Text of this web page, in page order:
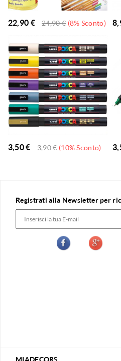
22,90 € 24,90€ (8% Sconto)
3,50€ 3,90€ (10% Sconto)
MIADECORS
Registrati alla Newsletter per